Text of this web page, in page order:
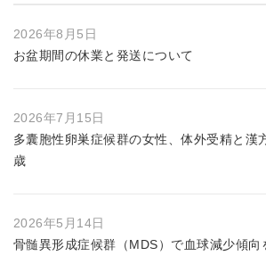
2026年8月5日
お盆期間の休業と発送について
2026年7月15日
多囊胞性卵巣症候群の女性、体外受精と
歳
2026年5月14日
骨髄異形成症候群（MDS）で血球減少傾